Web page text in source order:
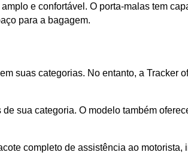
e confortável. O porta-malas tem
para a bagagem.
suas categorias. No entanto, a Tracker
sua categoria. O modelo também
completo de assistência ao